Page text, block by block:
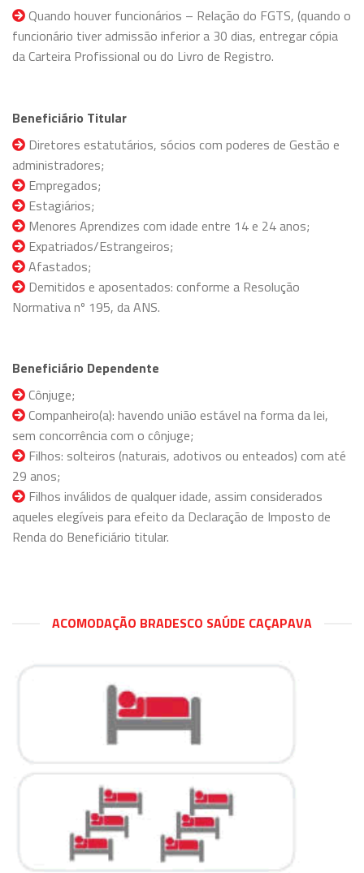
Quando houver funcionários – Relação do FGTS, (quando o
funcionário tiver admissão inferior a 30 dias, entregar cópia
da Carteira Profissional ou do Livro de Registro.
Beneficiário Titular
Diretores estatutários, sócios com poderes de Gestão e
administradores;
Empregados;
Estagiários;
Menores Aprendizes com idade entre 14 e 24 anos;
Expatriados/Estrangeiros;
Afastados;
Demitidos e aposentados: conforme a Resolução
Normativa nº 195, da ANS.
Beneficiário Dependente
Cônjuge;
Companheiro(a): havendo união estável na forma da lei,
sem concorrência com o cônjuge;
Filhos: solteiros (naturais, adotivos ou enteados) com até
29 anos;
Filhos inválidos de qualquer idade, assim considerados
aqueles elegíveis para efeito da Declaração de Imposto de
Renda do Beneficiário titular.
ACOMODAÇÃO BRADESCO SAÚDE CAÇAPAVA